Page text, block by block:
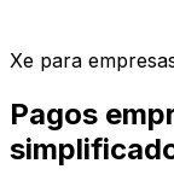
Xe para
Pagos